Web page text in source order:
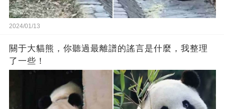
2024/01/13
關于大貓熊，你聽過最離譜的謠言是什麼，我整理
了一些！